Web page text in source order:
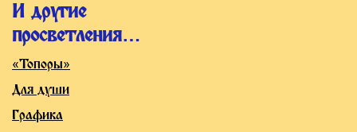
И другие
просветления…
«Топоры»
Для души
Графика